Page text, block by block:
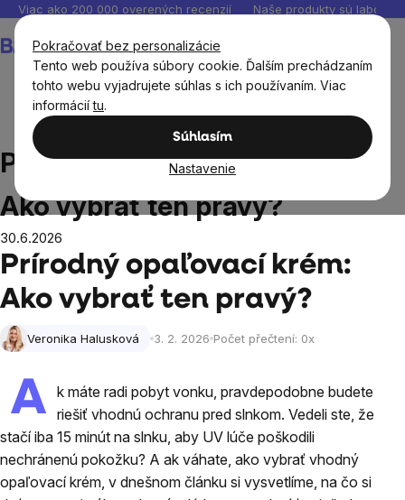
Pokračovať bez personalizácie
Tento web používa súbory cookie. Ďalším prechádzaním
tohto webu vyjadrujete súhlas s ich používaním. Viac
informáciítu.
Súhlasím
Nastavenie
Prejsť
obsah
Viac ako 200 000 overených recenzií Naše produkty sú
košík
Prírodný opaľovací krém: Ako vybrať ten pravý?
Prírodný opaľovací krém:
Ako vybrať ten pravý?
30.6.2026
Prírodný opaľovací krém:
Ako vybrať ten pravý?
Veronika Halusková 3. 2. 2026 Počet přečtení: 0x
A k máte radi pobyt vonku, pravdepodobne budete
riešiť vhodnú ochranu pred slnkom. Vedeli ste, že
stačí iba 15 minút na slnku, aby UV lúče poškodili
nechránenú pokožku? A ak váhate, ako vybrať vhodný
opaľovací krém, v dnešnom článku si vysvetlíme, na čo si